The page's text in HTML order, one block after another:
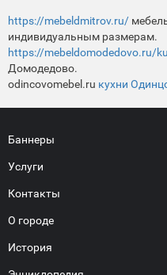
https://mebeldmitrov.ru/
индивидуальным размерам.
https://mebeldomodedovo.ru/
Домодедово.
odincovomebel.ru кухни
Баннеры
Услуги
Контакты
О городе
История